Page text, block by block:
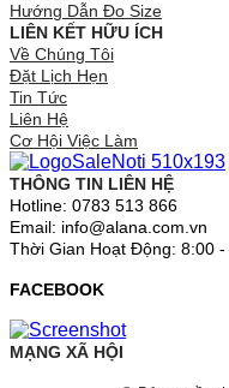
Hướng Dẫn Đo Size
LIÊN KẾT HỮU ÍCH
Về Chúng Tôi
Đặt Lịch Hẹn
Tin Tức
Liên Hệ
Cơ Hội Việc Làm
THÔNG TIN LIÊN HỆ
Hotline: 0783 513 866
Email: info@alana.com.vn
Thời Gian Hoạt Động: 8:00
FACEBOOK
MẠNG XÃ HỘI